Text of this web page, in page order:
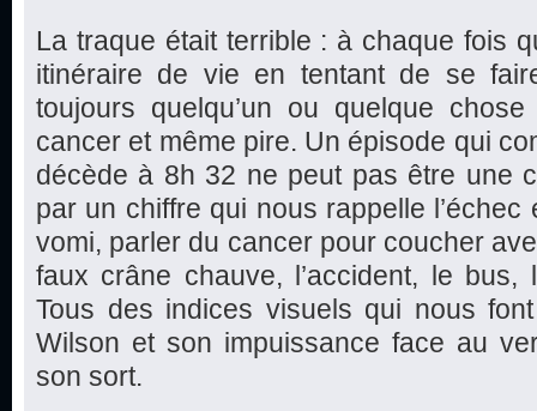
La traque était terrible : à chaque fois
itinéraire de vie en tentant de se
toujours quelqu’un ou quelque
cancer et même pire. Un épisode qui
décède à 8h 32 ne peut pas être une
par un chiffre qui nous rappelle
vomi, parler du cancer pour coucher
faux crâne chauve, l’accident, le bus,
Tous des indices visuels qui nous
Wilson et son impuissance face au
son sort.